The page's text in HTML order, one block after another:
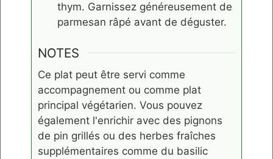
thym. Garnissez généreusement de
parmesan râpé avant de déguster.
NOTES
Ce plat peut être servi comme
accompagnement ou comme plat
principal végétarien. Vous pouvez
également l'enrichir avec des pignons
de pin grillés ou des herbes fraîches
supplémentaires comme du basilic